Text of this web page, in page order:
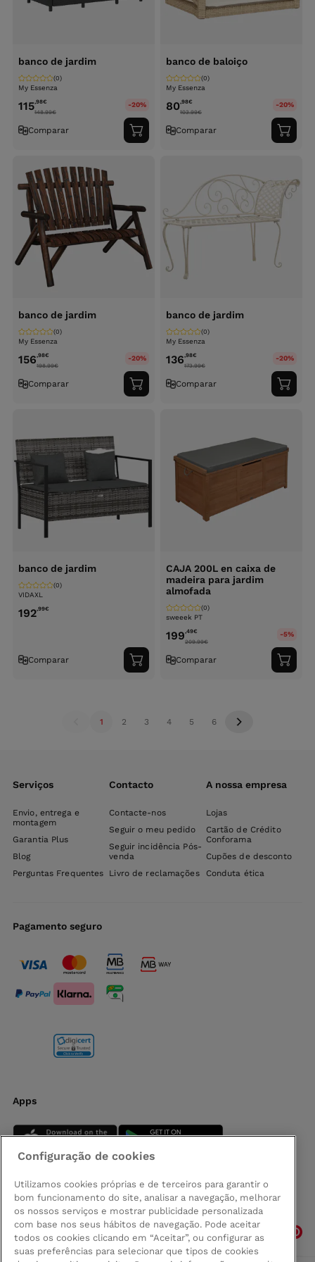
banco de jardim
My Essenza
(0)
115,98€
148.99€
-20%
Comparar
Adicionar
ao
banco de baloiço
My Essenza
(0)
80,98€
103.99€
-20%
Comparar
ao
banco de jardim
My Essenza
(0)
156,98€
198.99€
-20%
Comparar
Adicionar
ao
banco de jardim
My Essenza
(0)
136,98€
173.99€
-20%
Comparar
ao
banco de jardim
VIDAXL
(0)
192,99€
Comparar
Adicionar
ao
CAJA 200L en caixa de
madeira para jardim
almofada
sweeek PT
(0)
199,49€
209.99€
-5%
Comparar
ao
1 2 3 4 5 6
Serviços
Envio, entrega e
montagem
Garantia Plus
Blog
Perguntas Frequentes
Contacto
Contacte-nos
Seguir o meu pedido
Seguir incidência Pós-
venda
Livro de reclamações
A nossa empresa
Lojas
Cartão de Crédito
Conforama
Cupões de desconto
Conduta ética
Pagamento seguro
Apps
Siga-nos
Configuração de cookies
Utilizamos cookies próprias e de terceiros para garantir o
bom funcionamento do site, analisar a navegação, melhorar
os nossos serviços e mostrar publicidade personalizada
com base nos seus hábitos de navegação. Pode aceitar
todos os cookies clicando em “Aceitar”, ou configurar as
suas preferências para selecionar que tipos de cookies